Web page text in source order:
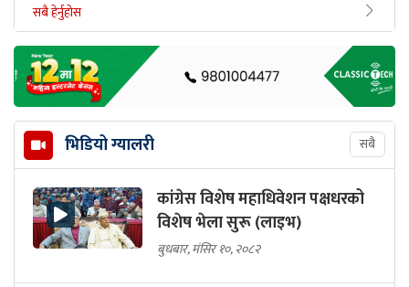
सबै हेर्नुहोस
भिडियो ग्यालरी सबै
कांग्रेस विशेष महाधिवेशन पक्षधरको
विशेष भेला सुरू (लाइभ)
बुधबार, मंसिर १०, २०८२